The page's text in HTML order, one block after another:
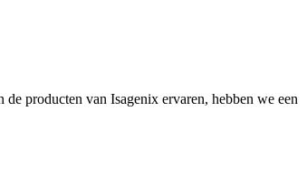
producten van Isagenix ervaren, hebben we een